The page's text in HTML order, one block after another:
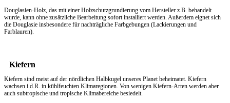
Douglasien-Holz, das mit einer Holzschutzgrundierung vom Hersteller z.B. behandelt
wurde, kann ohne zusätzliche Bearbeitung sofort installiert werden. Außerdem eignet sich
die Douglasie insbesondere für nachträgliche Farbgebungen (Lackierungen und
Farblauren).
Kiefern
Kiefern sind meist auf der nördlichen Halbkugel unseres Planet beheimatet. Kiefern
wachsen i.d.R. in kühlfeuchten Klimaregionen. Von wenigen Kiefern-Arten werden aber
auch subtropische und tropische Klimabereiche besiedelt.